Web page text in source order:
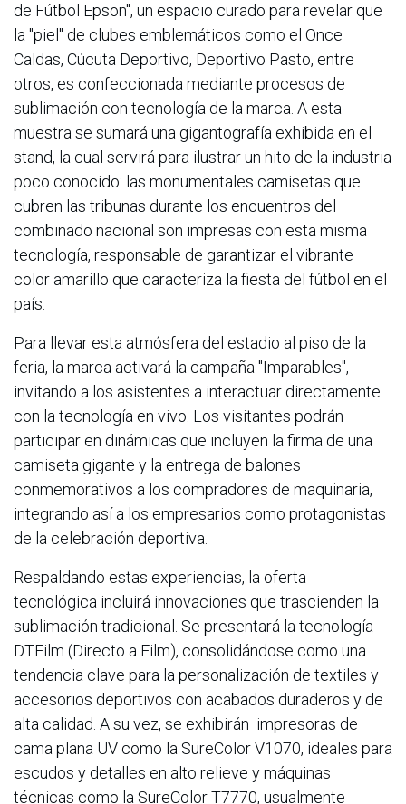
de Fútbol Epson", un espacio curado para revelar que
la "piel" de clubes emblemáticos como el Once
Caldas, Cúcuta Deportivo, Deportivo Pasto, entre
otros, es confeccionada mediante procesos de
sublimación con tecnología de la marca. A esta
muestra se sumará una gigantografía exhibida en el
stand, la cual servirá para ilustrar un hito de la industria
poco conocido: las monumentales camisetas que
cubren las tribunas durante los encuentros del
combinado nacional son impresas con esta misma
tecnología, responsable de garantizar el vibrante
color amarillo que caracteriza la fiesta del fútbol en el
país.
Para llevar esta atmósfera del estadio al piso de la
feria, la marca activará la campaña "Imparables",
invitando a los asistentes a interactuar directamente
con la tecnología en vivo. Los visitantes podrán
participar en dinámicas que incluyen la firma de una
camiseta gigante y la entrega de balones
conmemorativos a los compradores de maquinaria,
integrando así a los empresarios como protagonistas
de la celebración deportiva.
Respaldando estas experiencias, la oferta
tecnológica incluirá innovaciones que trascienden la
sublimación tradicional. Se presentará la tecnología
DTFilm (Directo a Film), consolidándose como una
tendencia clave para la personalización de textiles y
accesorios deportivos con acabados duraderos y de
alta calidad. A su vez, se exhibirán impresoras de
cama plana UV como la SureColor V1070, ideales para
escudos y detalles en alto relieve y máquinas
técnicas como la SureColor T7770, usualmente